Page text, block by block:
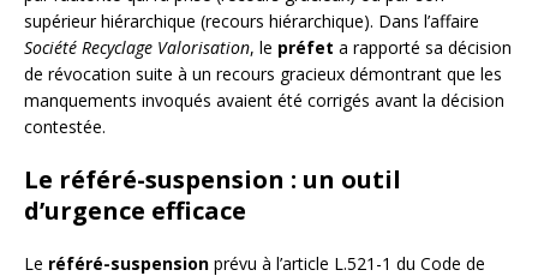
supérieur hiérarchique (recours hiérarchique). Dans l’affaire
Société Recyclage Valorisation, le préfet a rapporté sa décision
de révocation suite à un recours gracieux démontrant que les
manquements invoqués avaient été corrigés avant la décision
contestée.
Le référé-suspension : un outil
d’urgence efficace
Le référé-suspension prévu à l’article L.521-1 du Code de